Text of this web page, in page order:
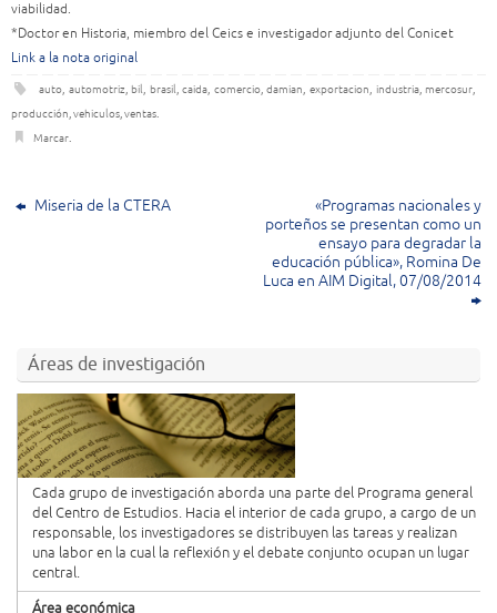
viabilidad.
*Doctor en Historia, miembro del Ceics e investigador adjunto del Conicet
Link a la nota original
auto, automotriz, bil, brasil,caida, comercio,damian, exportacion, industria, mercosur,
producción,vehiculos,ventas.
Marcar.
Miseria de la CTERA
«Programas nacionales y
porteños se presentan como un
ensayo para degradar la
educación pública», Romina De
Luca en AIM Digital, 07/08/2014
Áreas de investigación
Cada grupo de investigación aborda una parte del Programa general
del Centro de Estudios. Hacia el interior de cada grupo, a cargo de un
responsable, los investigadores se distribuyen las tareas y realizan
una labor en la cual la reflexión y el debate conjunto ocupan un lugar
central.
Área económica